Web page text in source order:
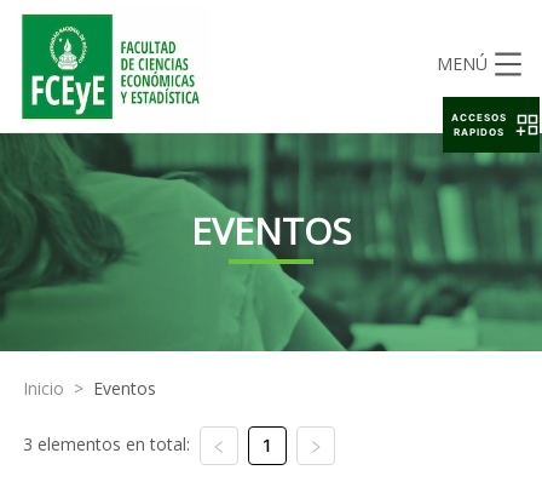
MENÚ
EVENTOS
Inicio > Eventos
3 elementos en total: 1
ACCESOS
RAPIDOS